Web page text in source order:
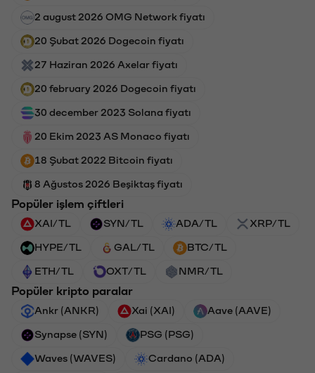
2 august 2026 OMG Network fiyatı
20 Şubat 2026 Dogecoin fiyatı
27 Haziran 2026 Axelar fiyatı
20 february 2026 Dogecoin fiyatı
30 december 2023 Solana fiyatı
20 Ekim 2023 AS Monaco fiyatı
18 Şubat 2022 Bitcoin fiyatı
8 Ağustos 2026 Beşiktaş fiyatı
Popüler işlem çiftleri
XAI/TL SYN/TL ADA/TL XRP/TL
HYPE/TL GAL/TL BTC/TL
ETH/TL OXT/TL NMR/TL
Popüler kripto paralar
Ankr (ANKR) Xai (XAI) Aave (AAVE)
Synapse (SYN) PSG (PSG)
Waves (WAVES) Cardano (ADA)